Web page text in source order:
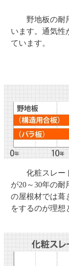
野地板の耐
います。通気性
ています。
化粧スレー
が20～30年の
の屋根材では葺
をするのが理想